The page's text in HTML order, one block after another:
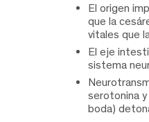
El origen
que la
vitales que
El eje
sistema
serotonina
boda)